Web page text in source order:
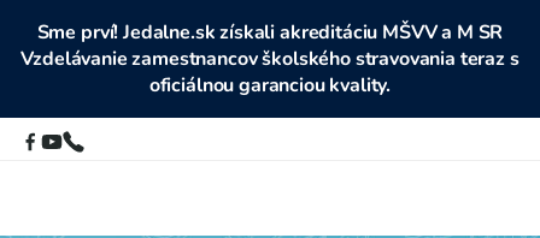
Sme prví! Jedalne.sk získali akreditáciu MŠVV a M SR
Vzdelávanie zamestnancov školského stravovania teraz s
oficiálnou garanciou kvality.